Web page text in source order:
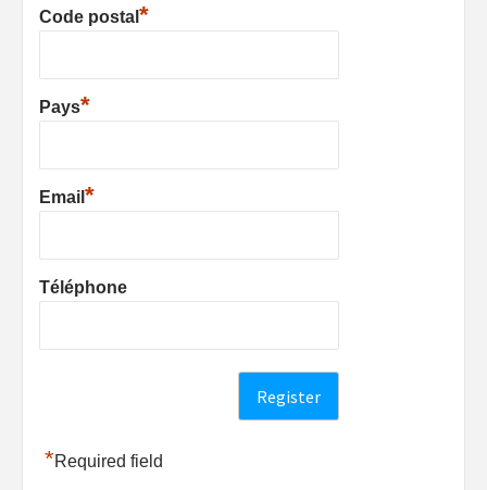
Code postal *
Pays*
Email *
Téléphone
*Required field